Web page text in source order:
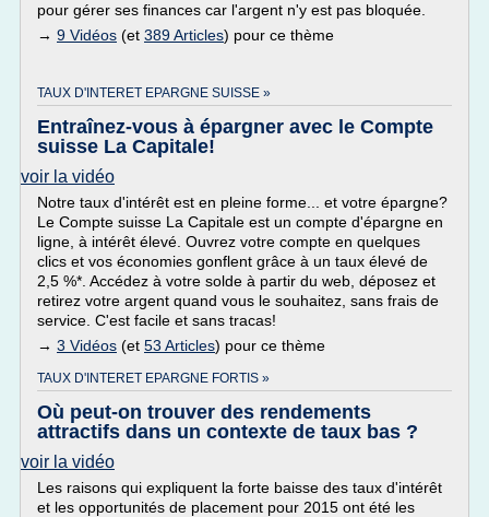
pour gérer ses finances car l'argent n'y est pas bloquée.
→ 9 Vidéos (et 389 Articles) pour ce thème
TAUX D'INTERET EPARGNE SUISSE »
Entraînez-vous à épargner avec le Compte
suisse La Capitale!
voir la vidéo
Notre taux d'intérêt est en pleine forme... et votre épargne?
Le Compte suisse La Capitale est un compte d'épargne en
ligne, à intérêt élevé. Ouvrez votre compte en quelques
clics et vos économies gonflent grâce à un taux élevé de
2,5 %*. Accédez à votre solde à partir du web, déposez et
retirez votre argent quand vous le souhaitez, sans frais de
service. C'est facile et sans tracas!
→ 3 Vidéos (et 53 Articles) pour ce thème
TAUX D'INTERET EPARGNE FORTIS »
Où peut-on trouver des rendements
attractifs dans un contexte de taux bas ?
voir la vidéo
Les raisons qui expliquent la forte baisse des taux d'intérêt
et les opportunités de placement pour 2015 ont été les